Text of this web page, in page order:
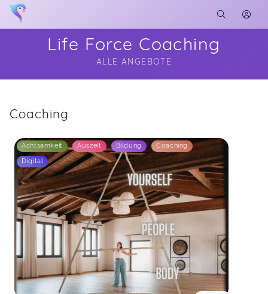
Life Force Coaching
ALLE ANGEBOTE
Coaching
Achtsamkeit Auszeit Bildung Coaching
Digital